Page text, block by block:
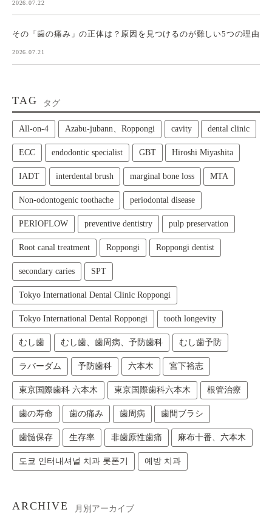
2026.07.22
その「歯の痛み」の正体は？原因を見つけるのが難しい5つの理由
2026.07.21
TAG タグ
All‑on‑4 Azabu-jubann、Roppongi cavity dental clinic
ECC endodontic specialist GBT Hiroshi Miyashita
IADT interdental brush marginal bone loss MTA
Non-odontogenic toothache periodontal disease
PERIOFLOW preventive dentistry pulp preservation
Root canal treatment Roppongi Roppongi dentist
secondary caries SPT
Tokyo International Dental Clinic Roppongi
Tokyo International Dental Roppongi tooth longevity
むし歯 むし歯、歯周病、予防歯科 むし歯予防
ラバーダム 予防歯科 六本木 宮下裕志
東京国際歯科 六本木 東京国際歯科六本木 根管治療
歯の寿命 歯の痛み 歯周病 歯間ブラシ
歯髄保存 生存率 非歯原性歯痛 麻布十番、六本木
도쿄 인터내셔널 치과 롯폰기 예방 치과
ARCHIVE 月別アーカイブ